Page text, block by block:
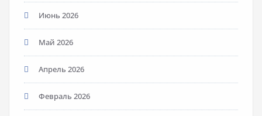
Июнь 2026
Май 2026
Апрель 2026
Февраль 2026